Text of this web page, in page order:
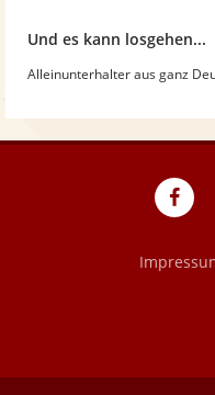
Und es kann losgehen...
Alleinunterhalter aus ganz